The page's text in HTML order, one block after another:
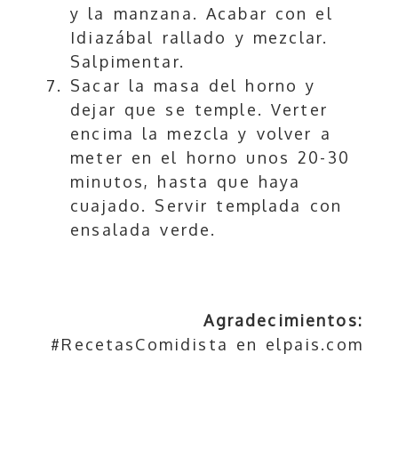
y la manzana. Acabar con el
Idiazábal rallado y mezclar.
Salpimentar.
Sacar la masa del horno y
dejar que se temple. Verter
encima la mezcla y volver a
meter en el horno unos 20-30
minutos, hasta que haya
cuajado. Servir templada con
ensalada verde.
Agradecimientos:
#RecetasComidista en elpais.com